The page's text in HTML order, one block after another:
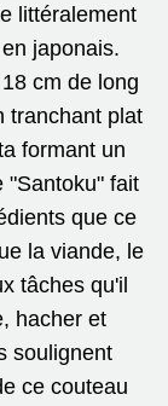
littéralement
japonais.
cm de long
tranchant plat
formant un
"Santoku" fait
que ce
la viande, le
tâches qu'il
hacher et
soulignent
ce couteau